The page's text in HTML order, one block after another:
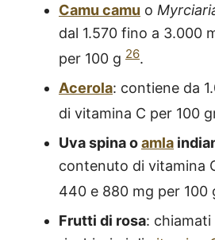
Camu camu o
dal 1.570 fino a 3.000
per 100 g 26.
Acerola: contiene da
di vitamina C per 100
Uva spina oamla
contenuto di vitamina
440 e 880 mg per 100
Frutti di rosa: